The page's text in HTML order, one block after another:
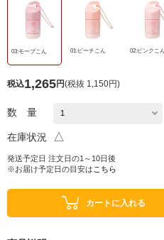
03:モーブこん 01:ピーチこん 02:ピンクこん
税込1,265円(税抜 1,150円)
数 量
在庫状況 △
発送予定日 注文日の1～10日後
※お届け予定日の目安は こちら
カートに入れる